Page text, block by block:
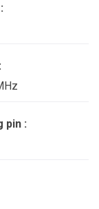
pin :